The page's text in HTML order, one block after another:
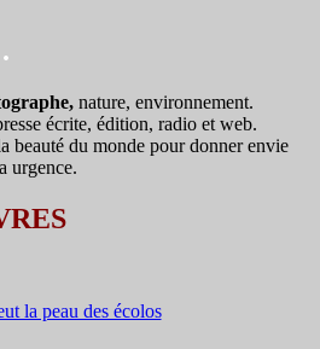
.
nature, environnement.
écrite, édition, radio et web.
beauté du monde pour donner envie
urgence.